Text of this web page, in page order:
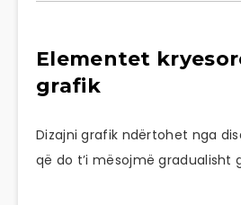
Elementet
grafik
Dizajni grafik ndërtohet nga
që do t’i mësojmë gradualisht